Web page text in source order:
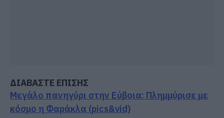
ΔΙΑΒΑΣΤΕ ΕΠΙΣΗΣ
Μεγάλο πανηγύρι στην Εύβοια: Πλημμύρισε με
κόσμο η Φαράκλα (pics&vid)